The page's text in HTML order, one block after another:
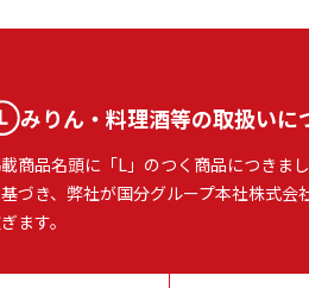
みりん・料理酒等の取扱いに
商品名頭に「L」のつく商品につきま
づき、弊社が国分グループ本社株式
ます。